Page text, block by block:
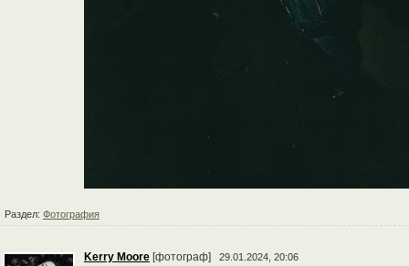
Раздел: Фотография
Kerry Moore [фотограф] 29.01.2024, 20:06